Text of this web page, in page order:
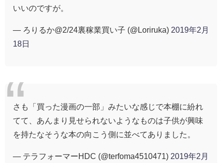
いいのですが。
— ろりるか@2/24裏稼業買い子 (@Loriruka) 2019年2月
18日
さも「買った漫画の一部」みたいな感じで本棚に紛れ
てて、あんまり見せられないようなものは子供が興味
を持たなそうな本の向こう側に並べてありました。
— テラフォーマーHDC (@terfoma4510471) 2019年2月